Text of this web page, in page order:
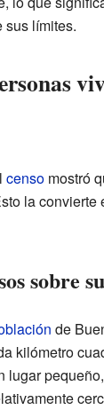
sus límites.
censo mostró
la convierte
sobre
de
kilómetro
lugar